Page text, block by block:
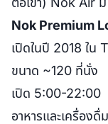
Nok Premium
เปิดในปี 2018 ใน
ขนาด ~120 ที่นั่ง
เปิด 5:00-22:00
อาหารและเครื่อง